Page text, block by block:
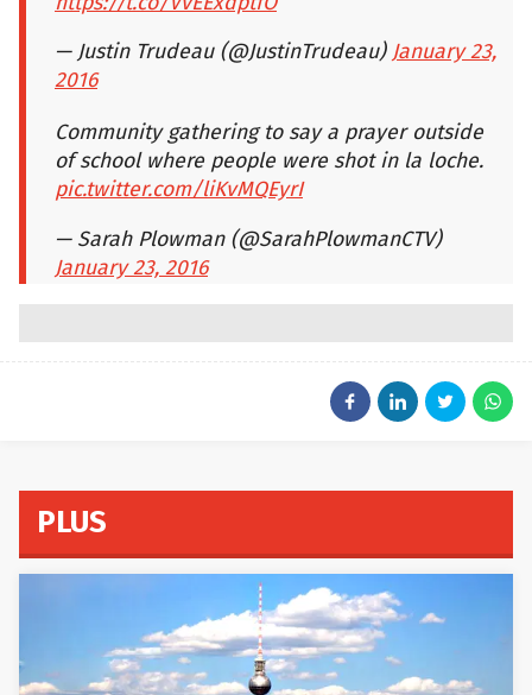
— Justin Trudeau (@JustinTrudeau)January 23,
2016
Community gathering to say a prayer outside
of school where people were shot in la loche.
pic.twitter.com/liKvMQEyrI
— Sarah Plowman (@SarahPlowmanCTV)
January 23, 2016
PLUS